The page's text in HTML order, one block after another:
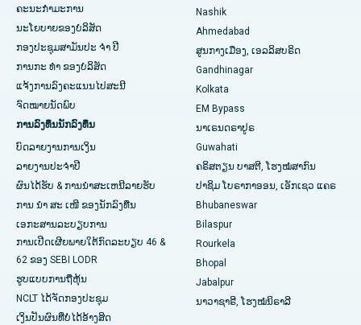
ໂຮງໝໍທີ່ດີທີ່ສຸດໃນ Arepally, Warangal
ໂຮງໝໍທີ່ດີທີ່ສຸດໃນ Arera Colony, Bhopal
ໂຮງຫມໍທີ່ດີທີ່ສຸດໃນ Jayanagar, Bangalore
ໂຮງໝໍທີ່ດີທີ່ສຸດໃນ KK Nagar, Madurai
ໂຮງຫມໍທີ່ດີທີ່ສຸດໃນ Sector-19, Rourkela
ໂຮງໝໍທີ່ດີທີ່ສຸດໃນ Swargate, Pune
ໂຮງໝໍມະເຮັງແມ່ຍິງທີ່ດີທີ່ສຸດໃນພາກໃຕ້ຂອງເດລີ
ຄະນະກໍາມະການ
ນະໂຍບາຍຂອງບໍລິສັດ
ກອງປະຊຸມສາມັນປະ ຈຳ ປີ
ການກະ ທຳ ຂອງບໍລິສັດ
ແຈ້ງການລົງຄະແນນໄປສະນີ
ຈົດໝາຍນັດພົບ
ການລົງທຶນນັກລົງທຶນ
ບົດລາຍງານການເງິນ
ລາຍງານປະຈໍາປີ
ຜົນໄດ້ຮັບ & ການນໍາສະເຫນີລາຍຮັບ
ການ ນຳ ສະ ເໜີ ຂອງນັກລົງທືນ
ເອກະສານລະບຽບການ
ການເປີດເຜີຍພາຍໃຕ້ກົດລະບຽບ 46 &
62 ຂອງ SEBI LODR
ຮູບແບບການຖືຫຸ້ນ
NCLT ໄດ້​ຈັດ​ກອງ​ປະ​ຊຸມ​
ເງິນປັນຜົນທີ່ບໍ່ໄດ້ອ້າງສິດ
Nashik
Ahmedabad
ສູນກາງເມືອງ, ເອລລິສບຣິດ
Gandhinagar
Kolkata
EM Bypass
ນາເຣນດຣາປູຣ
Guwahati
ຄຣິສຕຽນ ບາສຕີ, ໂຮງໝໍສາກົນ
ປາຊິມ ໂບຣາກາອອນ, ເອັກເຊວ ແຄຣ
Bhubaneswar
Bilaspur
Rourkela
Bhopal
Jabalpur
ນາວາຊາຣີ, ໂຮງໝໍນິຣາລີ